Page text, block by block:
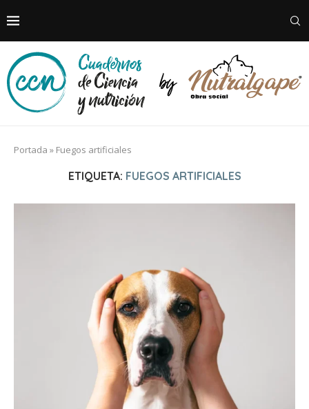
Portada » Fuegos artificiales
ETIQUETA: FUEGOS ARTIFICIALES